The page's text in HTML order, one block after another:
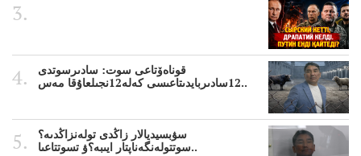
قوناەۆتاعى سوت: سادىرسوتدى
12سادىربايدىتاعىسى كەلە12نجىلعاۇقا مەس..
سۋبسيديالار زاڭدى تولەنزاڭدىە؟
سوتتولەنگەناپتار ايىبە؟ۋ تسوتتاعىا..